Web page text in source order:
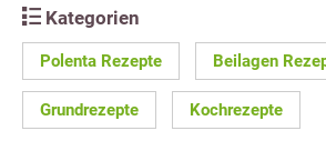
Kategorien
Polenta Rezepte Beilagen
Grundrezepte Kochrezepte